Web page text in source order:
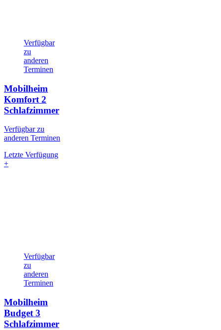
Verfügbar
zu
anderen
Terminen
Mobilheim
Komfort 2
Schlafzimmer
Verfügbar zu
anderen Terminen
Letzte Verfügung
+
Verfügbar
zu
anderen
Terminen
Mobilheim
Budget 3
Schlafzimmer